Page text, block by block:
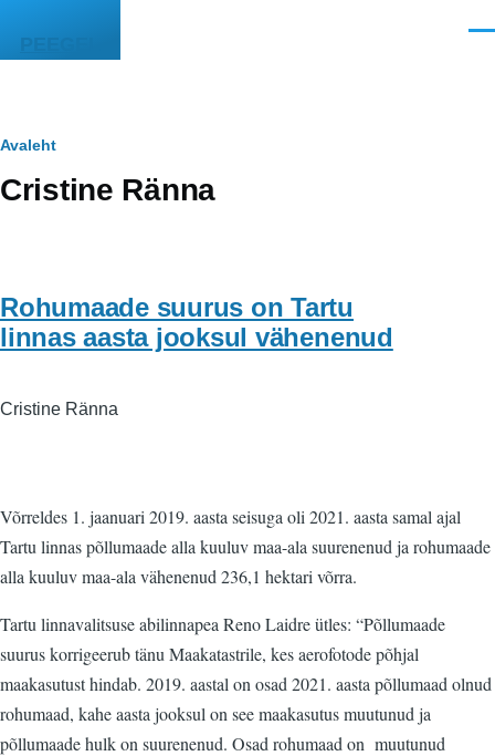
PEEGEL
Leivapuru
Avaleht
Cristine Ränna
Rohumaade suurus on Tartu
linnas aasta jooksul vähenenud
Cristine Ränna
Võrreldes 1. jaanuari 2019. aasta seisuga oli 2021. aasta samal ajal
Tartu linnas põllumaade alla kuuluv maa-ala suurenenud ja rohumaade
alla kuuluv maa-ala vähenenud 236,1 hektari võrra.
Tartu linnavalitsuse abilinnapea Reno Laidre ütles: “Põllumaade
suurus korrigeerub tänu Maakatastrile, kes aerofotode põhjal
maakasutust hindab. 2019. aastal on osad 2021. aasta põllumaad olnud
rohumaad, kahe aasta jooksul on see maakasutus muutunud ja
põllumaade hulk on suurenenud. Osad rohumaad on muutunud